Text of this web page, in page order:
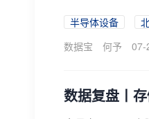
半导体设备
数据宝
何予 07-
数据复盘丨